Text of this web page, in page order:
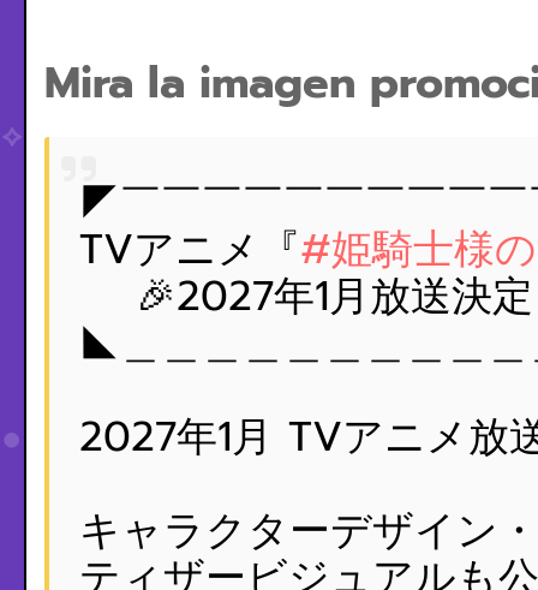
Mira la imagen
◤￣￣￣￣￣￣￣￣￣
TVアニメ『#姫騎士様
🎉2027年1月放送決
◣＿＿＿＿＿＿＿＿＿
2027年1月 TVアニメ放
キャラクターデザイン
ティザービジュアルも